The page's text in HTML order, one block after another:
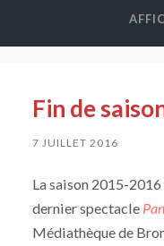
Fin de
7 JUILLET 2016
La saison 2015-2016
dernier spectacle
Médiathèque de